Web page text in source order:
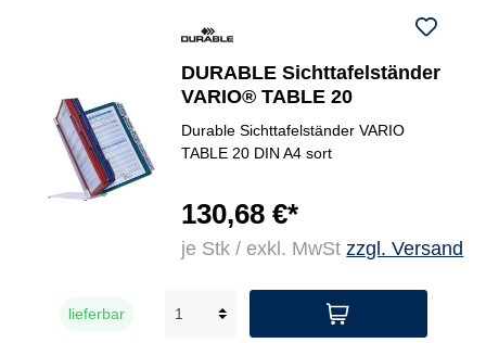
DURABLE Sichttafelständer
VARIO® TABLE 20
Durable Sichttafelständer VARIO
TABLE 20 DIN A4 sort
130,68 €*
je Stk / exkl. MwStzzgl. Versand
lieferbar